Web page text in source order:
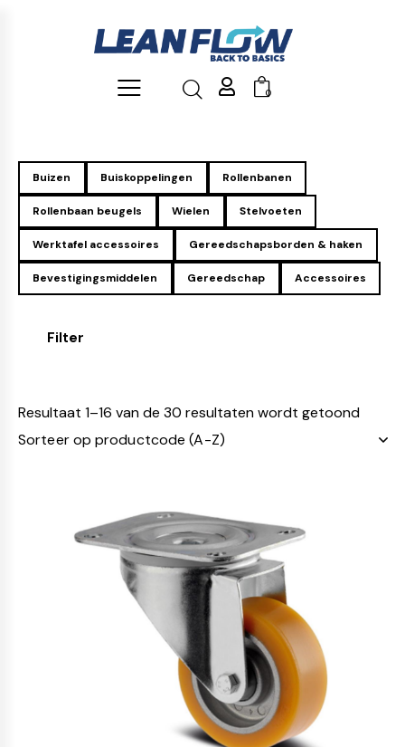
0
Buizen Buiskoppelingen Rollenbanen
Rollenbaan beugels Wielen Stelvoeten
Werktafel accessoires Gereedschapsborden & haken
Bevestigingsmiddelen Gereedschap Accessoires
Filter
Resultaat 1–16 van de 30 resultaten wordt getoond